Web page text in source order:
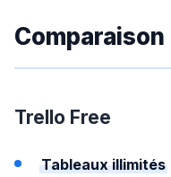
Trello Free
Tableaux illimités